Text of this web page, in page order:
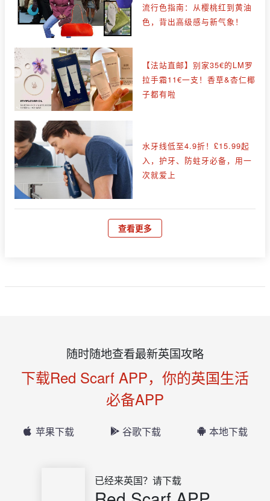
流行色指南：从樱桃红到黄油
色，背出高级感与新气象！
【法站直邮】别家35€的LM罗
拉手霜11€一支！香草&杏仁椰
子都有啦
水牙线低至4.9折！£15.99起
入，护牙、防蛀牙必备，用一
次就爱上
查看更多
随时随地查看最新英国攻略
下载Red Scarf APP，你的英国生活
必备APP
苹果下载 谷歌下载 本地下载
已经来英国？请下载